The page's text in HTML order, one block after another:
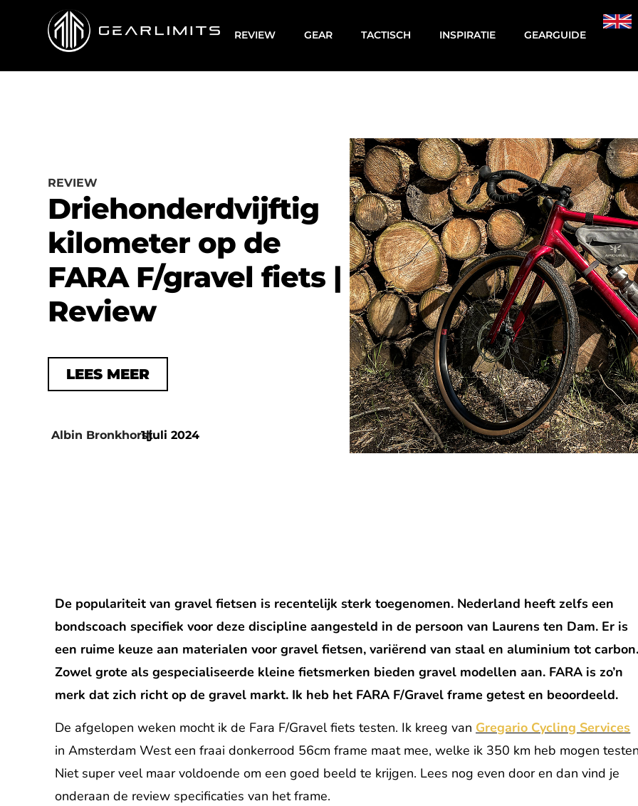
REVIEW GEAR TACTISCH INSPIRATIE GEARGUIDE
REVIEW
Driehonderdvijftig
kilometer op de
FARA F/gravel fiets |
Review
LEES MEER
Albin Bronkhorst
|
1 juli 2024
De populariteit van gravel fietsen is recentelijk sterk toegenomen. Nederland heeft zelfs een
bondscoach specifiek voor deze discipline aangesteld in de persoon van Laurens ten Dam. Er is
een ruime keuze aan materialen voor gravel fietsen, variërend van staal en aluminium tot
Zowel grote als gespecialiseerde kleine fietsmerken bieden gravel modellen aan. FARA is zo’n
merk dat zich richt op de gravel markt. Ik heb het FARA F/Gravel frame getest en beoordeeld.
De afgelopen weken mocht ik de Fara F/Gravel fiets testen. Ik kreeg van Gregario Cycling Services
in Amsterdam West een fraai donkerrood 56cm frame maat mee, welke ik 350 km heb mogen
Niet super veel maar voldoende om een goed beeld te krijgen. Lees nog even door en dan vind je
onderaan de review specificaties van het frame.